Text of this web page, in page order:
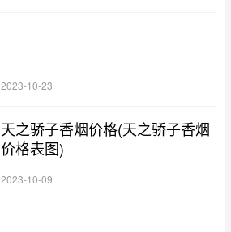
2023-10-23
天之骄子香烟价格(天之骄子香烟
价格表图)
2023-10-09